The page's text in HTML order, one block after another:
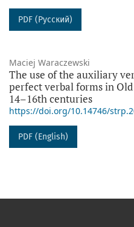
PDF (Русский)
Maciej Waraczewski
The use of the auxiliary
perfect verbal forms in
14–16th centuries
https://doi.org/10.14746/
PDF (English)